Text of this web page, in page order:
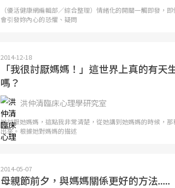
（優活健康網編輯部／綜合整理）情緒化的開關一觸即發，
會引發妳內心的恐懼、疑問
2014-12-18
「我很討厭媽媽！」這世界上真的有天
嗎？
洪仲清臨床心理學研究室
她討厭她媽媽，這點我非常清楚，從她講到她媽媽的時候，
出來。根據她對媽媽的描述
2014-05-07
母親節前夕，與媽媽關係更好的方法.....